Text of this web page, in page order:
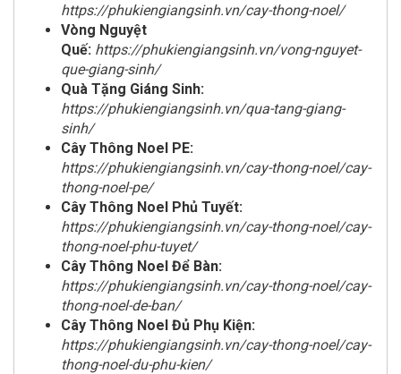
https://phukiengiangsinh.vn/cay-thong-noel/
Vòng Nguyệt
Quế: https://phukiengiangsinh.vn/vong-nguyet-
que-giang-sinh/
Quà Tặng Giáng Sinh:
https://phukiengiangsinh.vn/qua-tang-giang-
sinh/
Cây Thông Noel PE:
https://phukiengiangsinh.vn/cay-thong-noel/cay-
thong-noel-pe/
Cây Thông Noel Phủ Tuyết:
https://phukiengiangsinh.vn/cay-thong-noel/cay-
thong-noel-phu-tuyet/
Cây Thông Noel Để Bàn:
https://phukiengiangsinh.vn/cay-thong-noel/cay-
thong-noel-de-ban/
Cây Thông Noel Đủ Phụ Kiện:
https://phukiengiangsinh.vn/cay-thong-noel/cay-
thong-noel-du-phu-kien/